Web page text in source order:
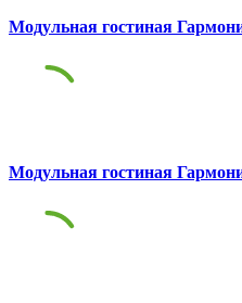
Модульная гостиная
Модульная гостиная